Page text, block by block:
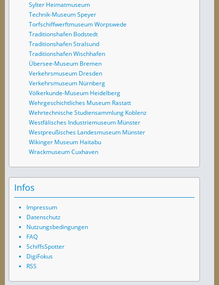
Sylter Heimatmuseum
Technik-Museum Speyer
Torfschiffwerftmuseum Worpswede
Traditionshafen Bodstedt
Traditionshafen Stralsund
Traditionshafen Wischhafen
Übersee-Museum Bremen
Verkehrsmuseum Dresden
Verkehrsmuseum Nürnberg
Völkerkunde-Museum Heidelberg
Wehrgeschichtliches Museum Rastatt
Wehrtechnische Studiensammlung Koblenz
Westfälisches Industriemuseum Münster
Westpreußisches Landesmuseum Münster
Wikinger Museum Haitabu
Wrackmuseum Cuxhaven
Infos
Impressum
Datenschutz
Nutzungsbedingungen
FAQ
SchiffsSpotter
DigiFokus
RSS